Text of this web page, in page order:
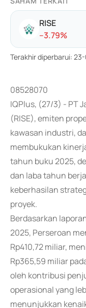
RISE
--3.79%
Terakhir diperbarui:
08528070
IQPlus, (27/3) - PT
(RISE), emiten
kawasan industri,
membukukan
tahun buku 2025,
dan laba tahun
keberhasilan
proyek.
Berdasarkan
2025, Perseroan
Rp410,72 miliar,
Rp365,59 miliar
oleh kontribusi
operasional yang
menunjukkan